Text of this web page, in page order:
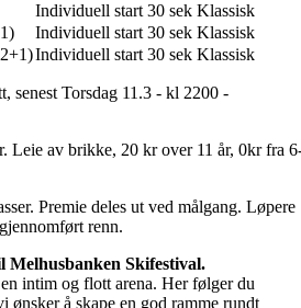
Individuell start 30 sek Klassisk
Individuell start 30 sek Klassisk
Individuell start 30 sek Klassisk
senest Torsdag 11.3 - kl 2200 -
Leie av brikke, 20 kr over 11 år, 0kr fra
Premie deles ut ved målgang. Løpere
renn.
Melhusbanken Skifestival.
intim og flott arena. Her følger du
ønsker å skape en god ramme rundt